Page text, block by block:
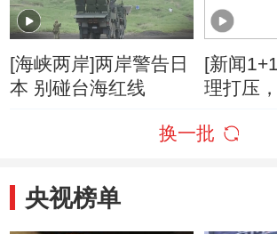
[海峡两岸]两岸警告日
本 别碰台海红线
[新闻
理打压
换一批
央视榜单